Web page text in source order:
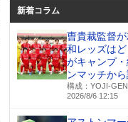
新着コラム
曺貴裁監督
和レッズは
がキャンプ
ンマッチから
構成：YOJI-GEN
2026/8/6 12:15